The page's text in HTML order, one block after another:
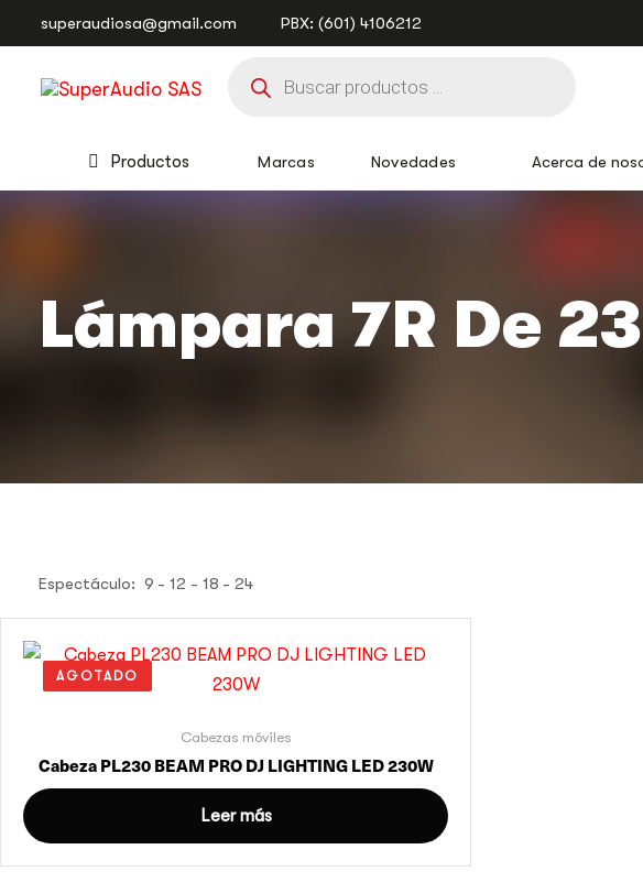
enlaces
navegación
superaudiosa@gmail.com PBX: (601) 4106212
Búsqueda
productos
Productos Marcas Novedades Acerca de
Lámpara 7R De
Espectáculo: 9 12 18 24
AGOTADO
Cabezas móviles
Cabeza PL230 BEAM PRO DJ LIGHTING LED 230W
Leer más